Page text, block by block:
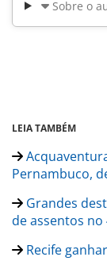
Sobre o
LEIA TAMBÉM
Pernambuco,
Grandes
de assentos no
Recife